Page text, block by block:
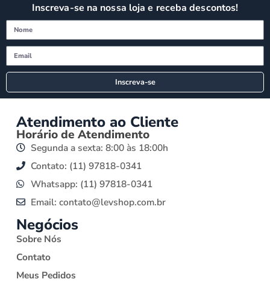
Inscreva-se na nossa loja e receba descontos!
Inscreva-se
Atendimento ao Cliente
Horário de Atendimento
Segunda a sexta: 8:00 às 18:00h
Contato: (11) 97818-0341
Whatsapp: (11) 97818-0341
Email: contato@levshop.com.br
Negócios
Sobre Nós
Contato
Meus Pedidos